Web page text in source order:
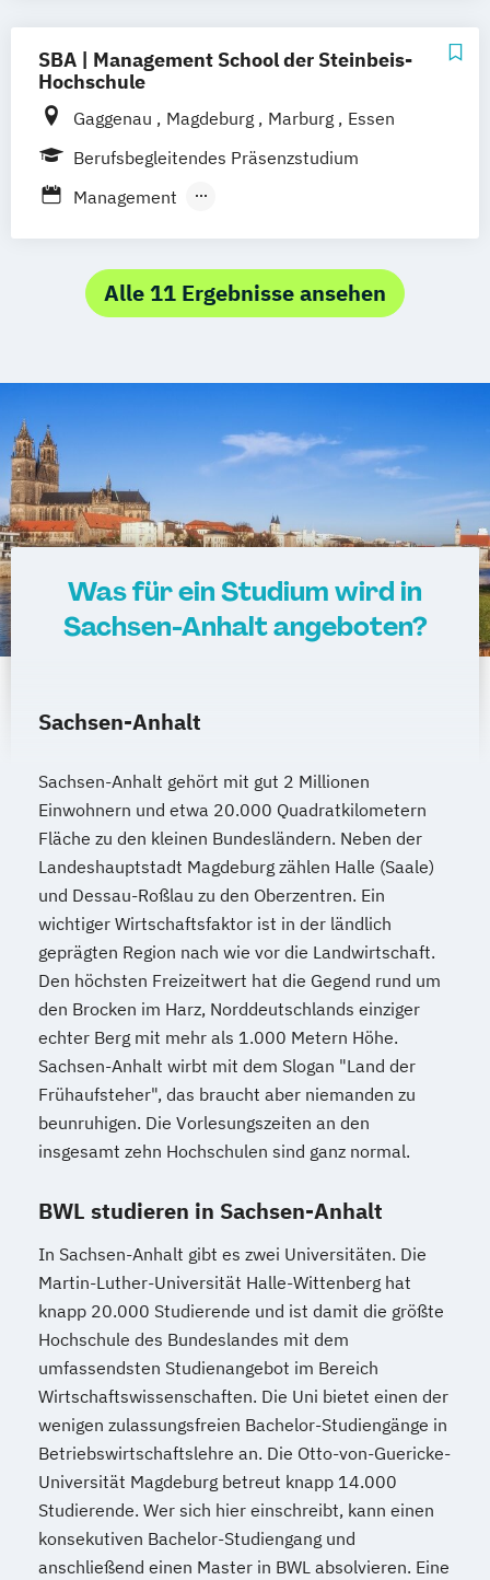
Praxismanagement
unternehmerischen Risiken
SBA | Management School der Steinbeis-
Hochschule
Gaggenau Magdeburg Marburg
Essen
Berufsbegleitendes Präsenzstudium
Management
Alle 11 Ergebnisse ansehen
Was für ein Studium wird in
Sachsen-Anhalt angeboten?
Sachsen-Anhalt
Sachsen-Anhalt gehört mit gut 2 Millionen
Einwohnern und etwa 20.000 Quadratkilometern
Fläche zu den kleinen Bundesländern. Neben der
Landeshauptstadt Magdeburg zählen Halle (Saale)
und Dessau-Roßlau zu den Oberzentren. Ein
wichtiger Wirtschaftsfaktor ist in der ländlich
geprägten Region nach wie vor die Landwirtschaft.
Den höchsten Freizeitwert hat die Gegend rund um
den Brocken im Harz, Norddeutschlands einziger
echter Berg mit mehr als 1.000 Metern Höhe.
Sachsen-Anhalt wirbt mit dem Slogan "Land der
Frühaufsteher", das braucht aber niemanden zu
beunruhigen. Die Vorlesungszeiten an den
insgesamt zehn Hochschulen sind ganz normal.
BWL studieren in Sachsen-Anhalt
In Sachsen-Anhalt gibt es zwei Universitäten. Die
Martin-Luther-Universität Halle-Wittenberg hat
knapp 20.000 Studierende und ist damit die größte
Hochschule des Bundeslandes mit dem
umfassendsten Studienangebot im Bereich
Wirtschaftswissenschaften. Die Uni bietet einen der
wenigen zulassungsfreien Bachelor-Studiengänge in
Betriebswirtschaftslehre an. Die Otto-von-Guericke-
Universität Magdeburg betreut knapp 14.000
Studierende. Wer sich hier einschreibt, kann einen
konsekutiven Bachelor-Studiengang und
anschließend einen Master in BWL absolvieren. Eine